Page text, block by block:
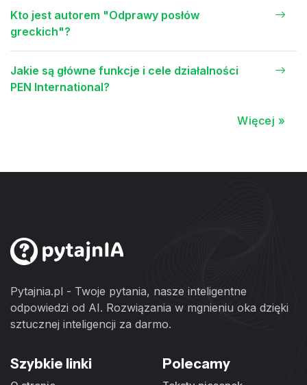
Kto jest autorem "Odprawy posłów
greckich"?
Jakie są główne funkcje i cele działalności
PEN International?
Więcej »
Pytajnia.pl - Twoje pytania, nasze inteligentne
odpowiedzi od AI. Rozwiązania w mgnieniu oka dzięki
sztucznej inteligencji za darmo.
Szybkie linki Polecamy